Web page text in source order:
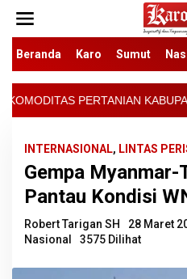
konten
Beranda
Karo Sumut
KABUPATEN KARO SELASA
INTERNASIONAL, LINTAS
Gempa Myanmar-
Pantau Kondisi
Robert Tarigan SH
28 Maret
Nasional
3575 Dilihat